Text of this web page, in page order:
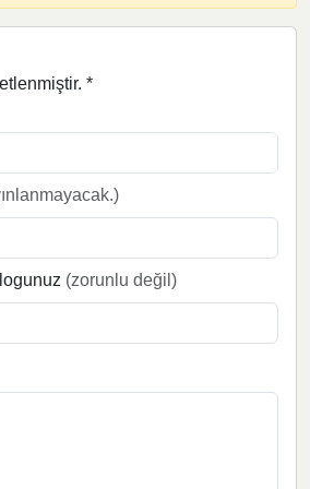
*
(zorunlu değil)